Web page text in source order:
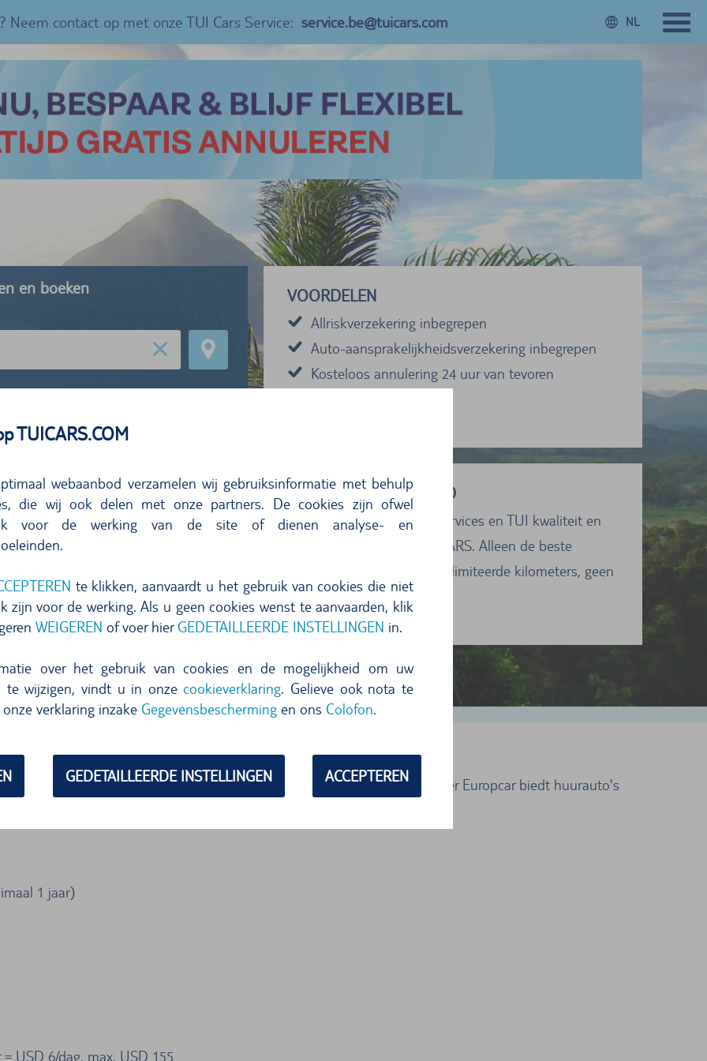
TUICARS.COM
webaanbod verzamelen wij gebruiksinformatie met behulp
die wij ook delen met onze partners. De cookies zijn ofwel
voor de werking van de site of dienen analyse- en
te klikken, aanvaardt u het gebruik van cookies die niet
zijn voor de werking. Als u geen cookies wenst te aanvaarden, klik
WEIGEREN of voer hierGEDETAILLEERDE INSTELLINGEN in.
over het gebruik van cookies en de mogelijkheid om uw
te wijzigen, vindt u in onzecookieverklaring. Gelieve ook nota te
verklaring inzake Gegevensbescherming en ons Colofon.
GEDETAILLEERDE INSTELLINGEN ACCEPTEREN
NL
Neem contact op met onze TUI Cars Service: service.be@tuicars.com
en boeken
Zoek huurauto´s
VOORDELEN
Allriskverzekering inbegrepen
Auto-aansprakelijkheidsverzekering inbegrepen
Kosteloos annulering 24 uur van tevoren
NU OOK IN NEDERLAND
Geniet van de beste TUI services en TUI kwaliteit en
boek je huurauto bij TUI CARS. Alleen de beste
huurautoleveranciers, ongelimiteerde kilometers, geen
eigen risico e.a.
betaling van een toeslag, vanaf 18 jaar een huurauto huren. Onze partner Europcar biedt huurauto's
huurvoorwaarden in acht te nemen.
1 jaar)
USD 6/dag, max. USD 155